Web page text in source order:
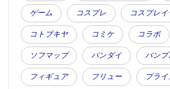
ゲーム コスプレ コスプレ
コトブキヤ コミケ コラボ
ソフマップ バンダイ バンプ
フィギュア フリュー プライ